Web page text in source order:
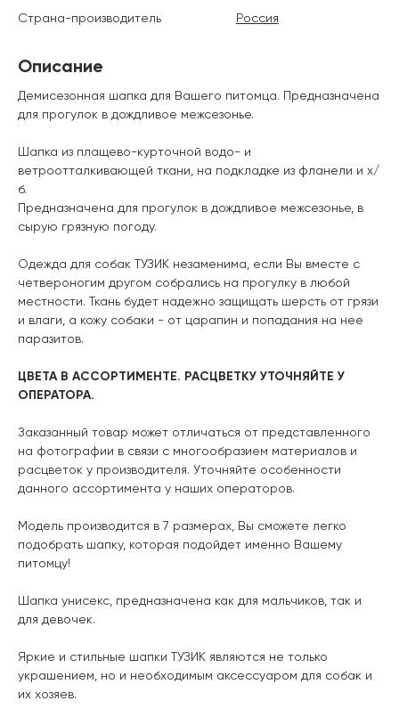
Описание
Демисезонная шапка для Вашего питомца. Предназначена
для прогулок в дождливое межсезонье.
Шапка из плащево-курточной водо- и
ветроотталкивающей ткани, на подкладке из фланели и х/
б.
Предназначена для прогулок в дождливое межсезонье, в
сырую грязную погоду.
Одежда для собак ТУЗИК незаменима, если Вы вместе с
четвероногим другом собрались на прогулку в любой
местности. Ткань будет надежно защищать шерсть от грязи
и влаги, а кожу собаки - от царапин и попадания на нее
паразитов.
ЦВЕТА В АССОРТИМЕНТЕ. РАСЦВЕТКУ УТОЧНЯЙТЕ У
ОПЕРАТОРА.
Заказанный товар может отличаться от представленного
на фотографии в связи с многообразием материалов и
расцветок у производителя. Уточняйте особенности
данного ассортимента у наших операторов.
Модель производится в 7 размерах, Вы сможете легко
подобрать шапку, которая подойдет именно Вашему
питомцу!
Шапка унисекс, предназначена как для мальчиков, так и
для девочек.
Яркие и стильные шапки ТУЗИК являются не только
украшением, но и необходимым аксессуаром для собак и
их хозяев.
Страна-производитель
Россия